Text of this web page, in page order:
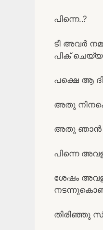
പിന്നെ..?
ടീ അവർ
പിക്
പക്ഷെ ആ
അതു
അതു ഞാൻ
പിന്നെ
ശേഷം
തിരിഞ്ഞു